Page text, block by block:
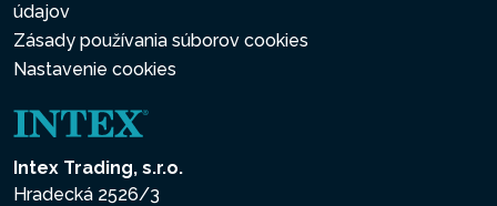
údajov
Zásady používania súborov cookies
Nastavenie cookies
Intex Trading, s.r.o.
Hradecká 2526/3